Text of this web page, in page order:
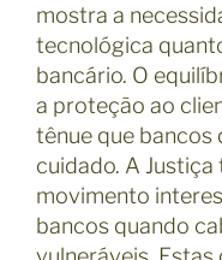
mostra a
tecnológica
bancário. O
a proteção ao
tênue que bancos
cuidado. A
movimento
bancos quando